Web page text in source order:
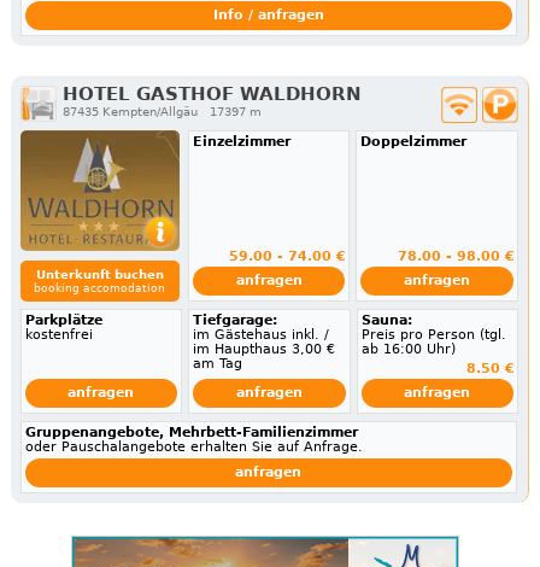
Info / anfragen
HOTEL GASTHOF WALDHORN
87435 Kempten/Allgäu 17397 m
Unterkunft buchen
booking accomodation
Einzelzimmer
59.00 - 74.00 €
anfragen
Doppelzimmer
78.00 - 98.00 €
anfragen
Parkplätze
kostenfrei
anfragen
Tiefgarage:
im Gästehaus inkl. /
im Haupthaus 3,00 €
am Tag
anfragen
Sauna:
Preis pro Person (tgl.
ab 16:00 Uhr)
8.50 €
anfragen
Gruppenangebote, Mehrbett-Familienzimmer
oder Pauschalangebote erhalten Sie auf Anfrage.
anfragen